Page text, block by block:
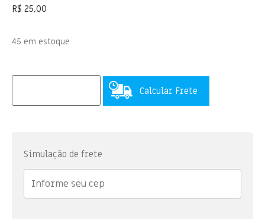
R$ 25,00
45 em estoque
Calcular Frete
Simulação de frete